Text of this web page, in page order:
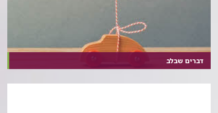
דברים שבלב